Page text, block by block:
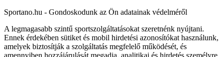
Sportano.hu - Gondoskodunk az Ön adatainak védelméről
A legmagasabb szintű sportszolgáltatásokat szeretnénk nyújtani.
Ennek érdekében sütiket és mobil hirdetési azonosítókat használunk,
amelyek biztosítják a szolgáltatás megfelelő működését, és
amennyiben hozzájárulását megadja, analitikai és hirdetés személyre